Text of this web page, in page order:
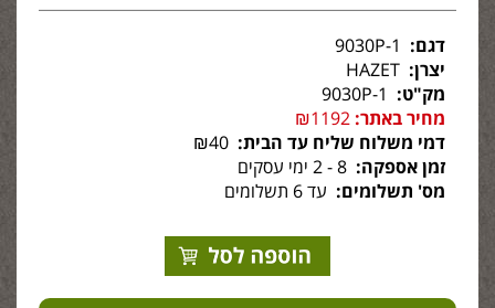
דגם:
יצרן:
מק"ט:
מחיר באתר: ₪1192
דמי משלוח שליח עד הבית:
זמן אספקה:
מס' תשלומים: עד 6 תשלומים